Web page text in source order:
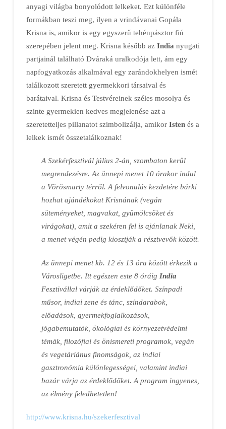
anyagi világba bonyolódott lelkeket. Ezt különféle
formákban teszi meg, ilyen a vrindávanai Gopála
Krisna is, amikor is egy egyszerű tehénpásztor fiú
szerepében jelent meg. Krisna később az India nyugati
partjainál található Dváraká uralkodója lett, ám egy
napfogyatkozás alkalmával egy zarándokhelyen ismét
találkozott szeretett gyermekkori társaival és
barátaival. Krisna és Testvéreinek széles mosolya és
szinte gyermekien kedves megjelenése azt a
szeretetteljes pillanatot szimbolizálja, amikor Istenés a
lelkek ismét összetalálkoznak!
A Szekérfesztivál július 2-án, szombaton kerül
megrendezésre. Az ünnepi menet 10 órakor indul
a Vörösmarty térről. A felvonulás kezdetére bárki
hozhat ajándékokat Krisnának (vegán
süteményeket, magvakat, gyümölcsöket és
virágokat), amit a szekéren fel is ajánlanak Neki,
a menet végén pedig kiosztják a résztvevők között.
Az ünnepi menet kb. 12 és 13 óra között érkezik a
Városligetbe. Itt egészen este 8 óráig India
Fesztivállal várják az érdeklődőket. Színpadi
műsor, indiai zene és tánc, színdarabok,
előadások, gyermekfoglalkozások,
jógabemutatók, ökológiai és környezetvédelmi
témák, filozófiai és önismereti programok, vegán
és vegetáriánus finomságok, az indiai
gasztronómia különlegességei, valamint indiai
bazár várja az érdeklődőket. A program ingyenes,
az élmény feledhetetlen!
http://www.krisna.hu/szekerfesztival